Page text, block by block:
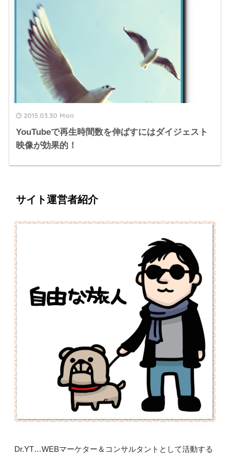
2015.03.30 Mon
YouTubeで再生時間数を伸ばすにはダイジェスト
映像が効果的！
サイト運営者紹介
Dr.YT…WEBマーケター＆コンサルタントとして活動する